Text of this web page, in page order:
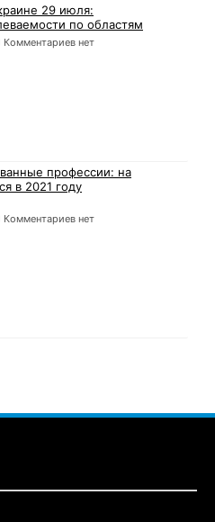
29 июля:
по областям
Комментариев нет
профессии: на
в 2021 году
Комментариев нет